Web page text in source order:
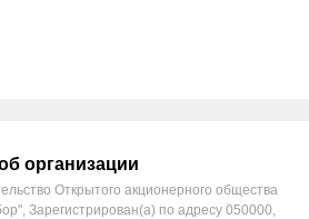
организации
Открытого акционерного общества
Зарегистрирован(а) по адресу 050000,